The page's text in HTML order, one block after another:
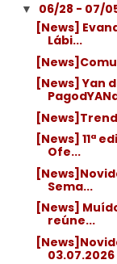
▼ 06/28 - 07/
[News]
Lábi...
[News] Yan
[News] 11ª
Ofe...
Sema...
[News]
reúne...
03.07.2026